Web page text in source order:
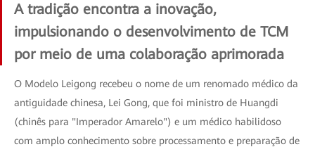
A tradição encontra a inovação,
impulsionando o desenvolvimento de TCM
por meio de uma colaboração aprimorada
O Modelo Leigong recebeu o nome de um renomado médico da
antiguidade chinesa, Lei Gong, que foi ministro de Huangdi
(chinês para "Imperador Amarelo") e um médico habilidoso
com amplo conhecimento sobre processamento e preparação de